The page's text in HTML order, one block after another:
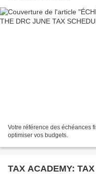
Votre référence des échéances
optimiser vos budgets.
TAX ACADEMY: